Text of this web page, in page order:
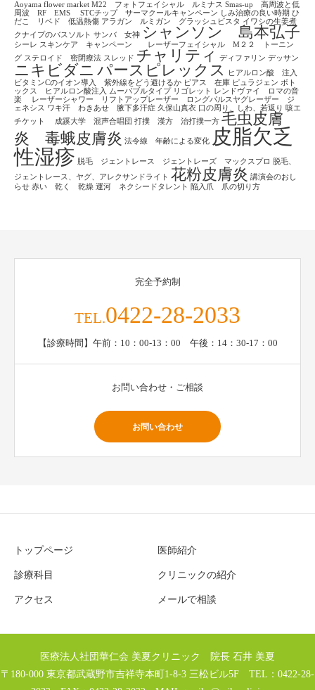
Aoyama flower market M22 フォトフェイシャル ルミナス Smas-up 高周波と低
周波 RF EMS
STCチップ サーマクールキャンペーン しみ治療の良い時期 ひ
だこ リベド 低温熱傷 アラガン ルミガン グラッシュビスタ イワシの生姜煮
クナイプのバスソルト サンバ 女神 シャンソン 島本弘子
シーレ スキンケア キャンペーン レーザーフェイシャル M２２ トーニン
グ ステロイド 密閉療法 スレッド チャリティ ディファリン デッサン
ニキビダニ パースピレックス
ヒアルロン酸 注入
ビタミンCのイオン導入 紫外線をどう避けるか ピアス 在庫 ピュラジェン ボト
ックス ヒアルロン酸注入 ムーバブルタイプ リゴレット レンドヴァイ ロマの音
楽
レーザーシャワー リフトアップレーザー ロングパルスヤグレーザー ジ
ェネシス ワキ汗 わきあせ 腋下多汗症 久保山真衣 口の周り、しわ、若返り 咳エ
チケット
成蹊大学 混声合唱団 打撲 漢方 治打撲一方 毛虫皮膚
炎 毒蛾皮膚炎 法令線 年齢による変化
皮脂欠乏
性湿疹 脱毛 ジェントレース ジェントレーズ マックスプロ
脱毛、
ジェントレース、ヤグ、アレクサンドライト 花粉皮膚炎 講演会のおし
らせ 赤い 乾く 乾燥 運河 ネクシードタレント 陥入爪 爪の切り方
完全予約制
TEL.0422-28-2033
【診療時間】午前：10：00-13：00 午後：14：30-17：00
お問い合わせ・ご相談
お問い合わせ
トップページ 医師紹介
診療科目 クリニックの紹介
アクセス メールで相談
医療法人社団華仁会 美夏クリニック 院長 石井 美夏
〒180-000 東京都武蔵野市吉祥寺本町1-8-3 三松ビル5F TEL：0422-28-